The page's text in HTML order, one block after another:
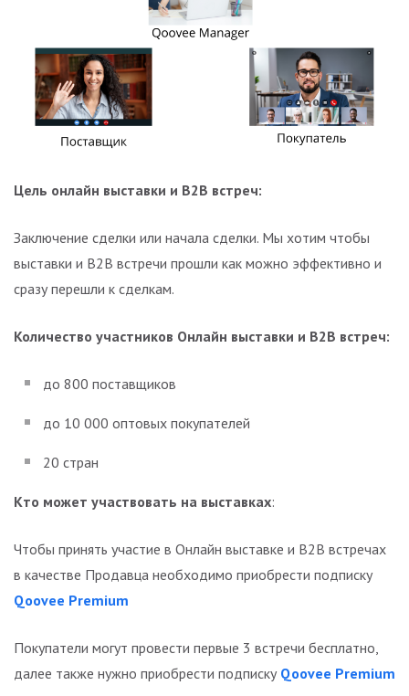
Цель онлайн выставки и B2B встреч:
Заключение сделки или начала сделки. Мы хотим чтобы
выставки и B2B встречи прошли как можно эффективно и
сразу перешли к сделкам.
Количество участников Онлайн выставки и B2B встреч:
до 800 поставщиков
до 10 000 оптовых покупателей
20 стран
Кто может участвовать на выставках:
Чтобы принять участие в Онлайн выставке и B2B встречах
в качестве Продавца необходимо приобрести подписку
Qoovee Premium
Покупатели могут провести первые 3 встречи бесплатно,
далее также нужно приобрести подписку Qoovee Premium